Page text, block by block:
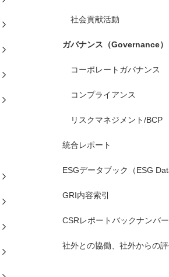
社会貢献活動
ガバナンス（Governance）
コーポレートガバナンス
コンプライアンス
リスクマネジメント/BCP
統合レポート
ESGデータブック（ESG
GRI内容索引
CSRレポートバックナンバー
社外との協働、社外からの